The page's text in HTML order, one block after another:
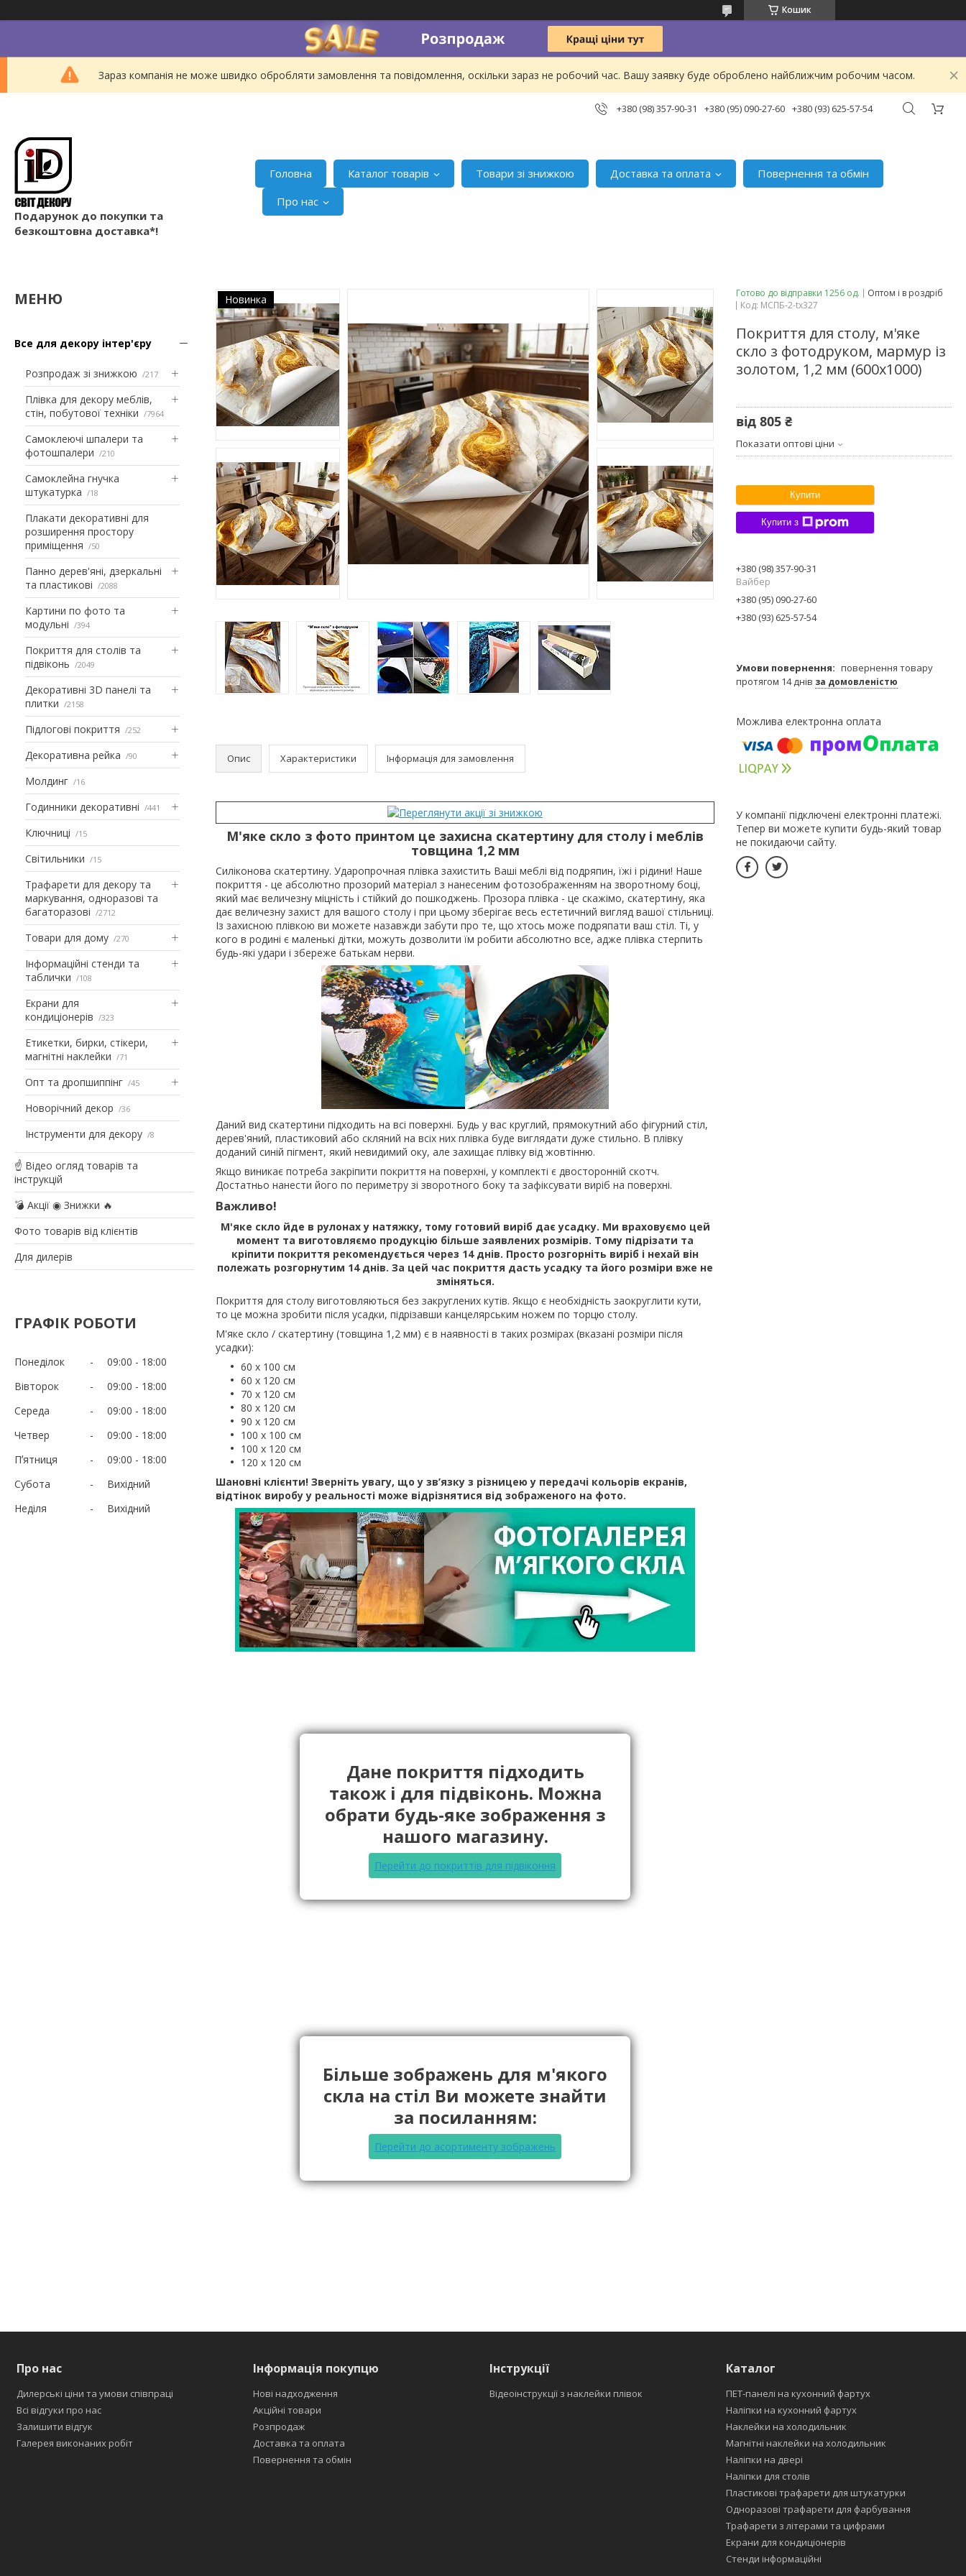
Кошик
Зараз компанія не може швидко обробляти замовлення та повідомлення, оскільки зараз не робочий час. Вашу заявку буде оброблено найближчим робочим часом.
+380 (98) 357-90-31 +380 (95) 090-27-60 +380 (93) 625-57-54
Подарунок до покупки та
безкоштовна доставка*!
Головна Каталог товарів Товари зі знижкою Доставка та оплата
Повернення та обмін
Про нас
Все для декору інтер'єру
Розпродаж зі знижкою 217
Плівка для декору меблів,
стін, побутової техніки
7964
Самоклеючі шпалери та
фотошпалери
210
Самоклейна гнучка
штукатурка
18
Плакати декоративні для
розширення простору
приміщення
50
Панно дерев'яні, дзеркальні
та пластикові
2088
Картини по фото та
модульні
394
Покриття для столів та
підвіконь
2049
Декоративні 3D панелі та
плитки
2158
Підлогові покриття 252
Декоративна рейка 90
Молдинг 16
Годинники декоративні 441
Ключниці 15
Світильники 15
Трафарети для декору та
маркування, одноразові та
багаторазові
2712
Товари для дому 270
Інформаційні стенди та
таблички
108
Екрани для
кондиціонерів
323
Етикетки, бирки, стікери,
магнітні наклейки
71
Опт та дропшиппінг 45
Новорічний декор 36
Інструменти для декору 8
☝ Відео огляд товарів та
інструкцій
💣 Акції ◉ Знижки 🔥
Фото товарів від клієнтів
Для дилерів
ГРАФІК РОБОТИ
Понеділок 09:00
18:00
Вівторок
09:00
18:00
Середа
09:00
18:00
Четвер
09:00
18:00
Пʼятниця
09:00
18:00
Субота
Вихідний
Неділя
Вихідний
Новинка
Опис Характеристики Інформація для замовлення
М'яке скло з фото принтом це захисна скатертину для столу і меблів
товщина 1,2 мм
Силіконова скатертину. Ударопрочная плівка захистить Ваші меблі від подряпин, їжі і рідини! Наше
покриття - це абсолютно прозорий матеріал з нанесеним фотозображенням на зворотному боці,
який має величезну міцність і стійкий до пошкоджень. Прозора плівка - це скажімо, скатертину, яка
дає величезну захист для вашого столу і при цьому зберігає весь естетичний вигляд вашої стільниці.
Із захисною плівкою ви можете назавжди забути про те, що хтось може подряпати ваш стіл. Ті, у
кого в родині є маленькі дітки, можуть дозволити їм робити абсолютно все, адже плівка стерпить
будь-які удари і збереже батькам нерви.
Даний вид скатертини підходить на всі поверхні. Будь у вас круглий, прямокутний або фігурний стіл,
дерев'яний, пластиковий або скляний на всіх них плівка буде виглядати дуже стильно. В плівку
доданий синій пігмент, який невидимий оку, але захищає плівку від жовтінню.
Якщо виникає потреба закріпити покриття на поверхні, у комплекті є двосторонній скотч.
Достатньо нанести його по периметру зі зворотного боку та зафіксувати виріб на поверхні.
Важливо!
М'яке скло йде в рулонах у натяжку, тому готовий виріб дає усадку. Ми враховуємо цей
момент та виготовляємо продукцію більше заявлених розмірів. Тому підрізати та
кріпити покриття рекомендується через 14 днів. Просто розгорніть виріб і нехай він
полежать розгорнутим 14 днів. За цей час покриття дасть усадку та його розміри вже не
зміняться.
Покриття для столу виготовляються без закруглених кутів. Якщо є необхідність заокруглити кути,
то це можна зробити після усадки, підрізавши канцелярським ножем по торцю столу.
М'яке скло / скатертину (товщина 1,2 мм) є в наявності в таких розмірах (вказані розміри після
усадки):
60 х 100 см
60 х 120 см
70 х 120 см
80 х 120 см
90 х 120 см
100 х 100 см
100 х 120 см
120 х 120 см
Шановні клієнти! Зверніть увагу, що у зв’язку з різницею у передачі кольорів екранів,
відтінок виробу у реальності може відрізнятися від зображеного на фото.
Дане покриття підходить
також і для підвіконь. Можна
обрати будь-яке зображення з
нашого магазину.
Перейти до покриттів для підвіконня
Більше зображень для м'якого
скла на стіл Ви можете знайти
за посиланням:
Перейти до асортименту зображень
Готово до відправки 1256 од.
Оптом і в роздріб
Код: МСПБ-2-tx327
Покриття для столу, м'яке
скло з фотодруком, мармур із
золотом, 1,2 мм (600х1000)
від 805 ₴
Показати оптові ціни
Купити
Купити з
+380 (98) 357-90-31
Вайбер
+380 (95) 090-27-60
+380 (93) 625-57-54
повернення товару
протягом 14 днів за домовленістю
У компанії підключені електронні платежі.
Тепер ви можете купити будь-який товар
не покидаючи сайту.
Про нас
Дилерські ціни та умови співпраці
Всі відгуки про нас
Залишити відгук
Галерея виконаних робіт
Інформація покупцю
Нові надходження
Акційні товари
Розпродаж
Доставка та оплата
Повернення та обмін
Інструкції
Відеоінструкції з наклейки плівок
Каталог
ПЕТ-панелі на кухонний фартух
Наліпки на кухонний фартух
Наклейки на холодильник
Магнітні наклейки на холодильник
Наліпки на двері
Наліпки для столів
Пластикові трафарети для штукатурки
Одноразові трафарети для фарбування
Трафарети з літерами та цифрами
Екрани для кондиціонерів
Стенди інформаційні